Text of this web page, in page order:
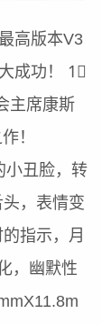
高版本V3
成功！ 1⃣️
主席康斯
！
小丑脸，转
，表情变
指示，月
，幽默性